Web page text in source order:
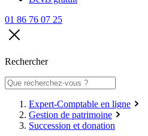
01 86 76 07 25
Rechercher
Expert-Comptable en ligne
Gestion de patrimoine
Succession et donation